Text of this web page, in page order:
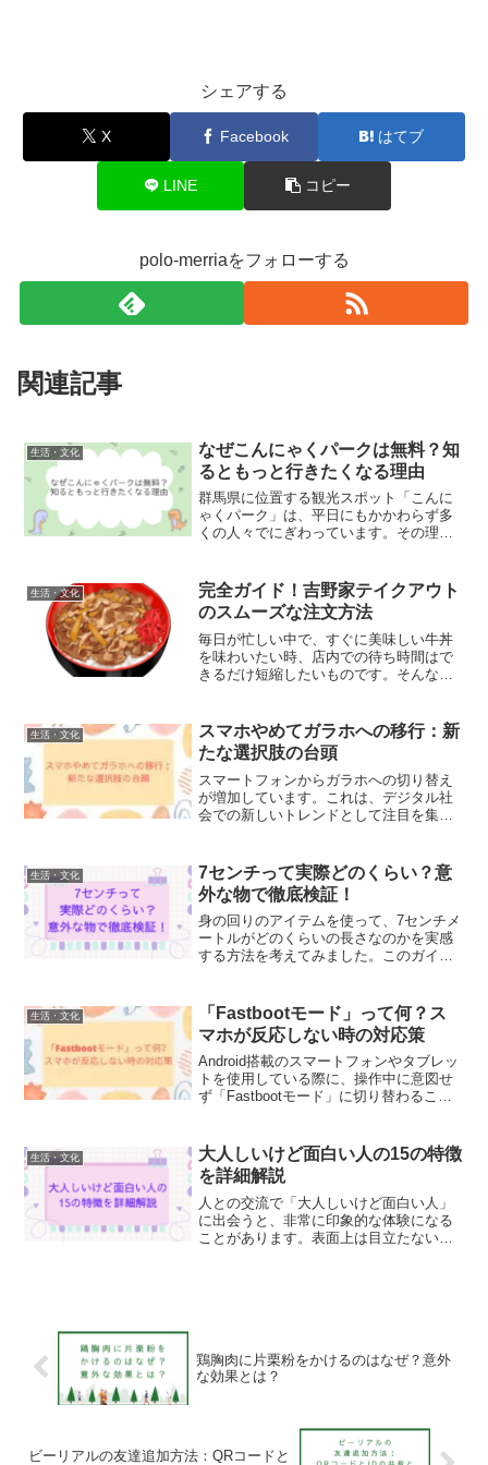
シェアする
X Facebook はてブ
LINE コピー
polo-merriaをフォローする
関連記事
生活・文化
なぜこんにゃくパークは無料？知
るともっと行きたくなる理由
群馬県に位置する観光スポット「こんに
ゃくパーク」は、平日にもかかわらず多
くの人々でにぎわっています。その理由
に、こんにゃく料理を味わえるバイキン
グや製造現場を見学できる工...
生活・文化
完全ガイド！吉野家テイクアウト
のスムーズな注文方法
毎日が忙しい中で、すぐに美味しい牛丼
を味わいたい時、店内での待ち時間はで
きるだけ短縮したいものです。そんな時
に注文が可能で、店舗での待ち時間を気
にせず、オフィスや自宅で...
生活・文化
スマホやめてガラホへの移行：新
たな選択肢の台頭
スマートフォンからガラホへの切り替え
が増加しています。これは、デジタル社
会での新しいトレンドとして注目を集め
す。この動きは、スマートフォンの利点
と欠点を再考する機会を提...
生活・文化
7センチって実際どのくらい？意
外な物で徹底検証！
身の回りのアイテムを使って、7センチメ
ートルがどのくらいの長さなのかを実感
する方法を考えてみました。このガイド
す。7センチメートルはどのくらいの長
さ？日常生活でよく目...
生活・文化
「Fastbootモード」って何？ス
マホが反応しない時の対応策
Android搭載のスマートフォンやタブレッ
トを使用している際に、操作中に意図せ
ず「Fastbootモード」に切り替わること
背景に「fastboot」という英語のメッセ...
生活・文化
大人しいけど面白い人の15の特徴
を詳細解説
人との交流で「大人しいけど面白い人」
に出会うと、非常に印象的な体験になる
ことがあります。表面上は目立たない彼
鶏胸肉に片栗粉をかけるのはなぜ？意外
な効果とは？
ビーリアルの友達追加方法：QRコードと